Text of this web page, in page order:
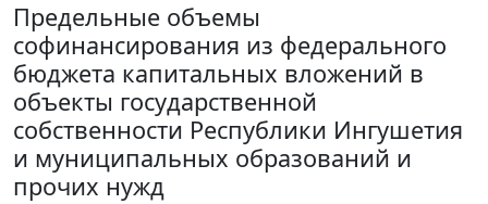
Предельные объемы
софинансирования из федерального
бюджета капитальных вложений в
объекты государственной
собственности Республики Ингушетия
и муниципальных образований и
прочих нужд